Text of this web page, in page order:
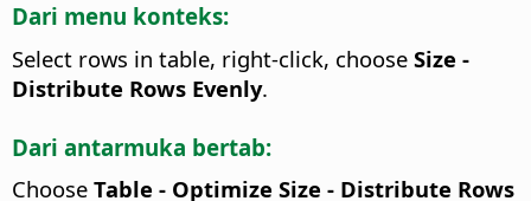
Dari menu konteks:
Select rows in table, right-click, choose Size -
Distribute Rows Evenly.
Dari antarmuka bertab:
Choose Table - Optimize Size - Distribute Rows